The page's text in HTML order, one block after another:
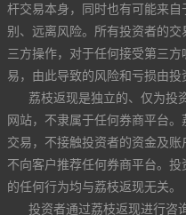
杆交易本身，同时也有可能来
别、远离风险。所有投资者的
三方操作，对于任何接受第三
易，由此导致的风险和亏损由投
荔枝返现是独立的、仅为投
网站，不隶属于任何券商平台
交易，不接触投资者的资金及账
不向客户推荐任何券商平台。
的任何行为均与荔枝返现无关。
投资者通过荔枝返现进行咨